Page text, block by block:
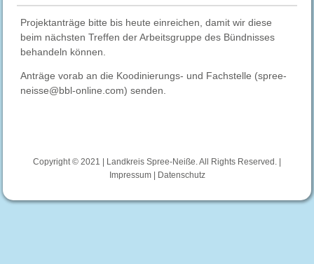
Projektanträge bitte bis heute einreichen, damit wir diese
beim nächsten Treffen der Arbeitsgruppe des Bündnisses
behandeln können.
Anträge vorab an die Koodinierungs- und Fachstelle (spree-
neisse@bbl-online.com) senden.
Copyright © 2021 | Landkreis Spree-Neiße. All Rights Reserved. |
Impressum
Datenschutz